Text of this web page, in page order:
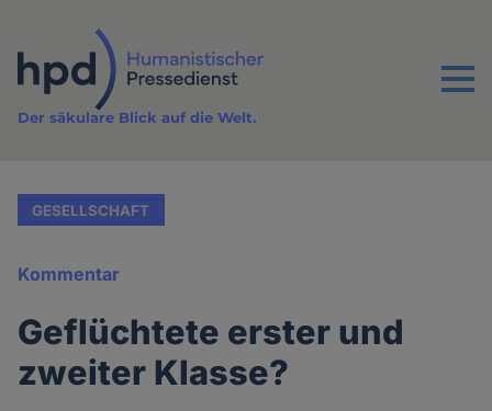
Inhalt
Menu
Der säkulare Blick auf die Welt.
GESELLSCHAFT
Kommentar
Geflüchtete erster und
zweiter Klasse?